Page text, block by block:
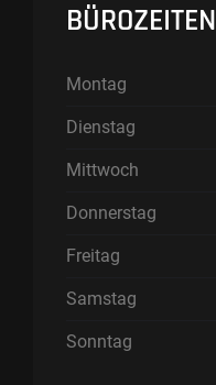
BÜROZEITEN
Montag
Dienstag
Mittwoch
Donnerstag
Freitag
Samstag
Sonntag